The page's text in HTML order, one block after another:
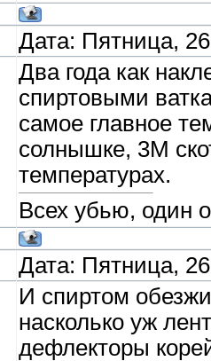
Дата: Пятница,
Два года как
спиртовыми
самое главное
солнышке, 3М
температурах.
Всех убью, один
Дата: Пятница,
И спиртом
насколько уж
дефлекторы